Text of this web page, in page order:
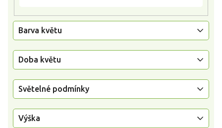
Barva květu
Doba květu
Světelné podmínky
Výška